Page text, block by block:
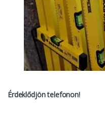
Érdeklődjön telefonon!